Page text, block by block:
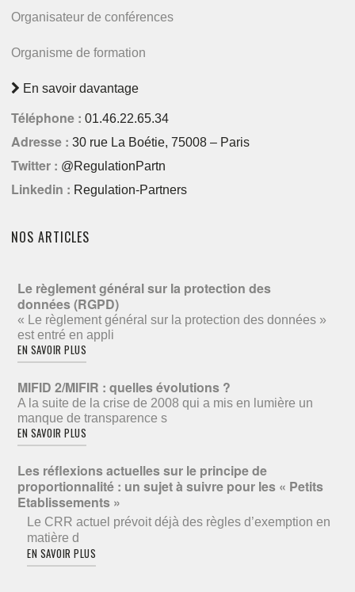
Organisateur de conférences
Organisme de formation
En savoir davantage
Téléphone : 01.46.22.65.34
Adresse : 30 rue La Boétie, 75008 – Paris
Twitter : @RegulationPartn
Linkedin : Regulation-Partners
NOS ARTICLES
Le règlement général sur la protection des
données (RGPD)
« Le règlement général sur la protection des données »
est entré en appli
EN SAVOIR PLUS
MIFID 2/MIFIR : quelles évolutions ?
A la suite de la crise de 2008 qui a mis en lumière un
manque de transparence s
EN SAVOIR PLUS
Les réflexions actuelles sur le principe de
proportionnalité : un sujet à suivre pour les « Petits
Etablissements »
Le CRR actuel prévoit déjà des règles d’exemption en
matière d
EN SAVOIR PLUS